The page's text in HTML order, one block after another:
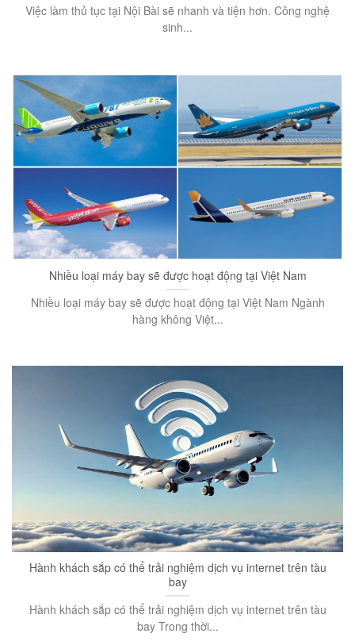
Việc làm thủ tục tại Nội Bài sẽ nhanh và tiện hơn. Công nghệ
sinh...
Nhiều loại máy bay sẽ được hoạt động tại Việt Nam
Nhiều loại máy bay sẽ được hoạt động tại Việt Nam Ngành
hàng không Việt...
Hành khách sắp có thể trải nghiệm dịch vụ internet trên tàu
bay
Hành khách sắp có thể trải nghiệm dịch vụ internet trên tàu
bay Trong thời...